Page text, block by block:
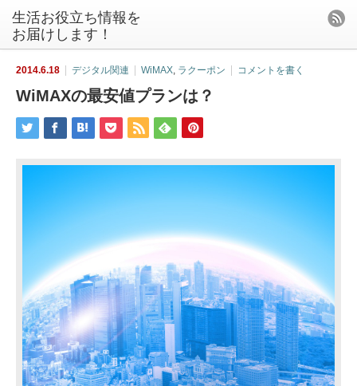
生活お役立ち情報を
お届けします！
2014.6.18 デジタル関連 WiMAX, ラクーポン コメントを書く
WiMAXの最安値プランは？